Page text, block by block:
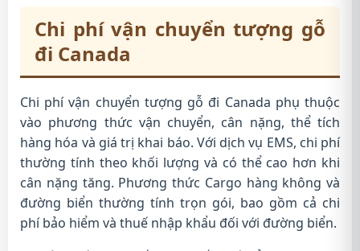
Chi phí vận chuyển tượng gỗ
đi Canada
Chi phí vận chuyển tượng gỗ đi Canada phụ thuộc
vào phương thức vận chuyển, cân nặng, thể tích
hàng hóa và giá trị khai báo. Với dịch vụ EMS, chi phí
thường tính theo khối lượng và có thể cao hơn khi
cân nặng tăng. Phương thức Cargo hàng không và
đường biển thường tính trọn gói, bao gồm cả chi
phí bảo hiểm và thuế nhập khẩu đối với đường biển.